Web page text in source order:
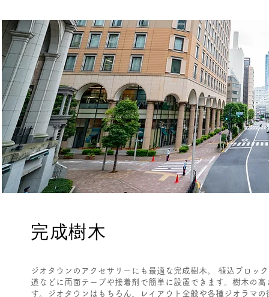
完成樹木
ジオタウンのアクセサリーにも最適な完成樹木。 植込ブロッ
道などに両面テープや接着剤で簡単に設置できます。樹木の
す。ジオタウンはもちろん、レイアウト全般や各種ジオラマ